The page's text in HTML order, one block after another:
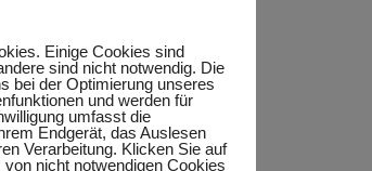
Einige Cookies sind
sind nicht notwendig. Die
bei der Optimierung unseres
und werden für
umfasst die
Endgerät, das Auslesen
Verarbeitung. Klicken Sie auf
nicht notwendigen Cookies